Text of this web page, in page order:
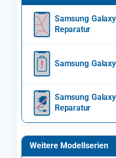
Samsung
Reparatur
Samsung
Samsung
Reparatur
Weitere Modellserien